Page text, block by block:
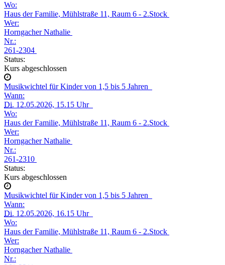
Wo:
Haus der Familie, Mühlstraße 11, Raum 6 - 2.Stock
Wer:
Horngacher Nathalie
Nr.:
261-2304
Status:
Kurs abgeschlossen
Musikwichtel für Kinder von 1,5 bis 5 Jahren
Wann:
Di. 12.05.2026, 15.15 Uhr
Wo:
Haus der Familie, Mühlstraße 11, Raum 6 - 2.Stock
Wer:
Horngacher Nathalie
Nr.:
261-2310
Status:
Kurs abgeschlossen
Musikwichtel für Kinder von 1,5 bis 5 Jahren
Wann:
Di. 12.05.2026, 16.15 Uhr
Wo:
Haus der Familie, Mühlstraße 11, Raum 6 - 2.Stock
Wer:
Horngacher Nathalie
Nr.: